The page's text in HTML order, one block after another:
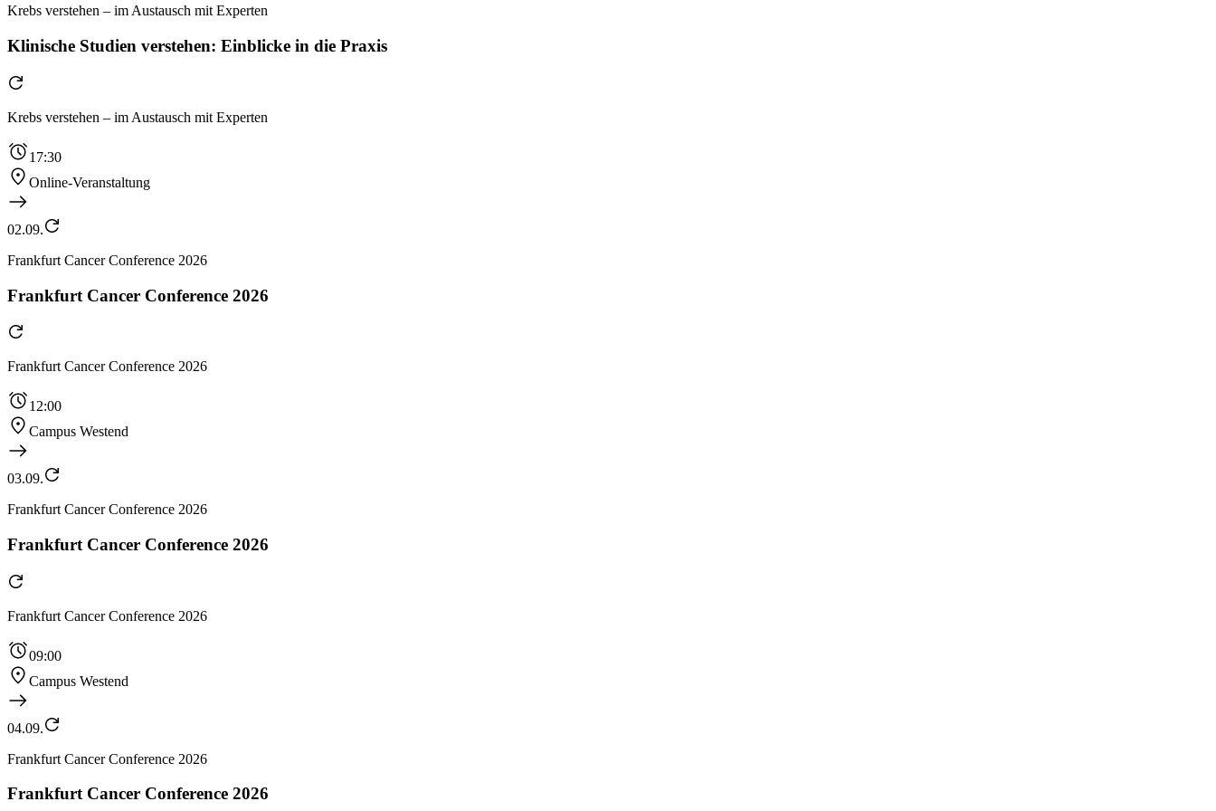
Krebs verstehen – im Austausch mit Experten
Klinische Studien verstehen: Einblicke in die Praxis
Krebs verstehen – im Austausch mit Experten
17:30
Online-Veranstaltung
02.09.
Frankfurt Cancer Conference 2026
Frankfurt Cancer Conference 2026
Frankfurt Cancer Conference 2026
12:00
Campus Westend
03.09.
Frankfurt Cancer Conference 2026
Frankfurt Cancer Conference 2026
Frankfurt Cancer Conference 2026
09:00
Campus Westend
04.09.
Frankfurt Cancer Conference 2026
Frankfurt Cancer Conference 2026